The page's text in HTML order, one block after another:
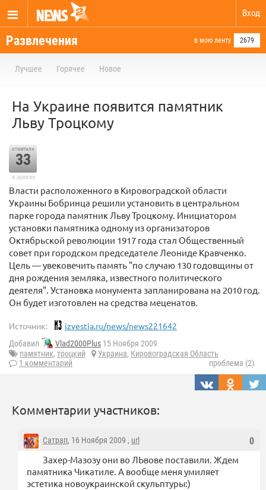
Вход
Развлечения в мою ленту 2679
Лучшее Горячее Новое
На Украине появится памятник
Льву Троцкому
отметили
33
в архиве
Власти расположенного в Кировоградской области
Украины Бобринца решили установить в центральном
парке города памятник Льву Троцкому. Инициатором
установки памятника одному из организаторов
Октябрьской революции 1917 года стал Общественный
совет при городском председателе Леониде Кравченко.
Цель — увековечить память "по случаю 130 годовщины от
дня рождения земляка, известного политического
деятеля". Установка монумента запланирована на 2010 год.
Он будет изготовлен на средства меценатов.
Источник: izvestia.ru/news/news221642
Добавил Vlad2000Plus 15 Ноября 2009
памятник, троцкий Украина, Кировоградская Область
1 комментарий
проблема (2)
Комментарии участников:
0
Сатрап, 16 Ноября 2009 , url
Захер-Мазозу они во ЛЬвове поставили. Ждем
памятника Чикатиле. А вообще меня умиляет
эстетика новоукраинской скульптуры:)